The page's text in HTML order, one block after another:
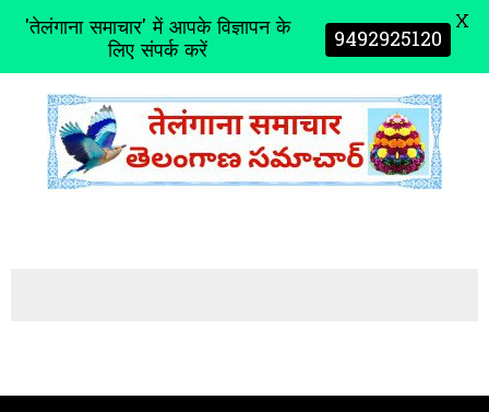
t
'तेलंगाना समाचार' में आपके विज्ञापन के
लिए संपर्क करें 9492925120 X